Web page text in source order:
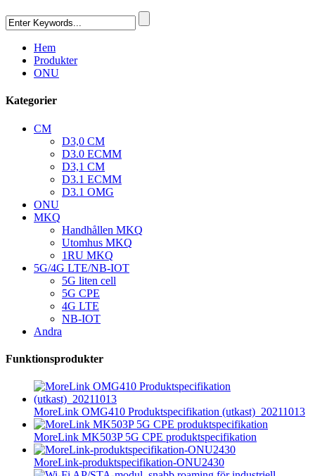
Hem
Produkter
ONU
Kategorier
CM
D3,0 CM
D3.0 ECMM
D3,1 CM
D3.1 ECMM
D3.1 OMG
ONU
MKQ
Handhållen MKQ
Utomhus MKQ
1RU MKQ
5G/4G LTE/NB-IOT
5G liten cell
5G CPE
4G LTE
NB-IOT
Andra
Funktionsprodukter
MoreLink OMG410 Produktspecifikation (utkast)_20211013
MoreLink MK503P 5G CPE produktspecifikation
MoreLink-produktspecifikation-ONU2430